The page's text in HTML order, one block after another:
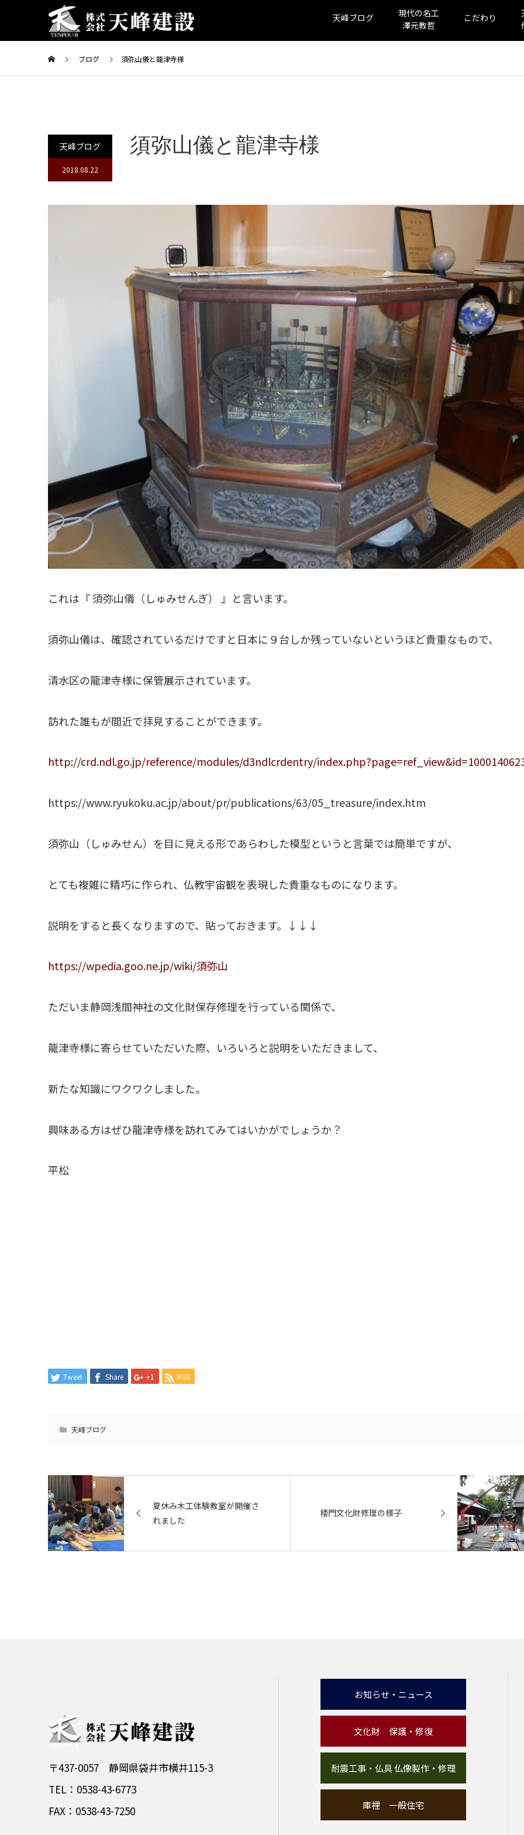
天峰ブログ
現代の名工
澤元教哲
こだわり
ブログ 須弥山儀と龍津寺様
天峰ブログ
2018.08.22
須弥山儀と龍津寺様
これは『 須弥山儀（しゅみせんぎ） 』と言います。
須弥山儀は、確認されているだけですと日本に９台しか残っていないというほど貴重なもので、
清水区の龍津寺様に保管展示されています。
訪れた誰もが間近で拝見することができます。
http://crd.ndl.go.jp/reference/modules/d3ndlcrdentry/
https://www.ryukoku.ac.jp/about/pr/publications/63/05_treasure/index.htm
須弥山（しゅみせん）を目に見える形であらわした模型というと言葉では簡単ですが、
とても複雑に精巧に作られ、仏教宇宙観を表現した貴重なものになります。
説明をすると長くなりますので、貼っておきます。↓↓↓
https://wpedia.goo.ne.jp/wiki/須弥山
ただいま静岡浅間神社の文化財保存修理を行っている関係で、
龍津寺様に寄らせていただいた際、いろいろと説明をいただきまして、
新たな知識にワクワクしました。
興味ある方はぜひ龍津寺様を訪れてみてはいかがでしょうか？
平松
Tweet Share +1 RSS
天峰ブログ
夏休み木工体験教室が開催さ
れました
楼門文化財修理の様子
〒437-0057 静岡県袋井市横井115-3
TEL：0538-43-6773
FAX：0538-43-7250
お知らせ・ニュース
文化財 保護・修復
耐震工事・仏具 仏像製作・修理
庫裡 一般住宅